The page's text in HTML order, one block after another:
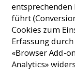
entsprechenden
führt
Cookies zum
Erfassung
«Browser Add-
Analytics»